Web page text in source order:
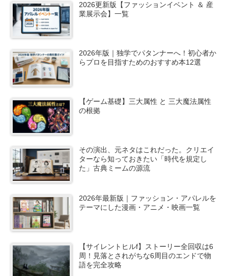
2026更新版【ファッションイベント ＆ 産
業展示会】一覧
2026年版｜独学でパタンナーへ！初心者か
らプロを目指すためのおすすめ本12選
【ゲーム基礎】三大属性 と 三大魔法属性
の根拠
その演出、元ネタはこれだった。クリエイ
ターなら知っておきたい「時代を規定し
た」古典ミームの源流
2026年最新版｜ファッション・アパレルを
テーマにした漫画・アニメ・映画一覧
【サイレントヒルf】ストーリー全回収は6
周！見落とされがちな6周目のエンドで物
語を完全攻略